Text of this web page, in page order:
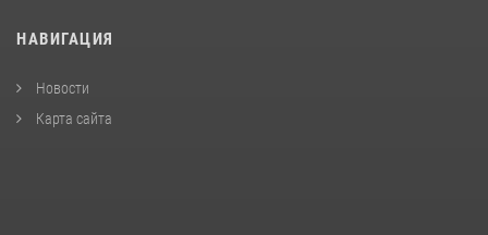
НАВИГАЦИЯ
Новости
Карта сайта